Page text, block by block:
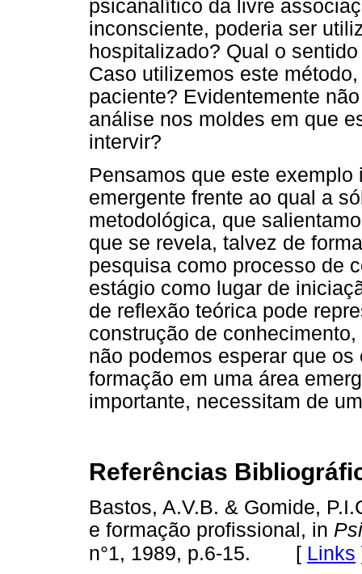
psicanalítico da livre
inconsciente, poderia ser
hospitalizado? Qual o
Caso utilizemos este
paciente? Evidentemente
análise nos moldes em que
intervir?
Pensamos que este
emergente frente ao qual a
metodológica, que
que se revela, talvez de
pesquisa como processo de
estágio como lugar de
de reflexão teórica pode
construção de
não podemos esperar que
formação em uma área
importante, necessitam de
Referências
Bastos, A.V.B. & Gomide,
e formação profissional, in
n°1, 1989, p.6-15. [ Links